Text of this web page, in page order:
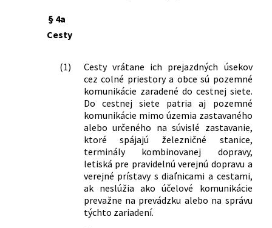
§ 4a
Cesty
(1)
Cesty vrátane ich prejazdných úsekov
cez colné priestory a obce sú pozemné
komunikácie zaradené do cestnej siete.
Do cestnej siete patria aj pozemné
komunikácie mimo územia zastavaného
alebo určeného na súvislé zastavanie,
ktoré spájajú železničné stanice,
terminály kombinovanej dopravy,
letiská pre pravidelnú verejnú dopravu a
verejné prístavy s diaľnicami a cestami,
ak neslúžia ako účelové komunikácie
prevažne na prevádzku alebo na správu
týchto zariadení.